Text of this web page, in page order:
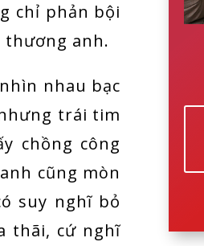
chỉ phản bội
thương anh.
nhau bạc
trái tim
chồng công
cũng mòn
suy nghĩ bỏ
thãi, cứ nghĩ